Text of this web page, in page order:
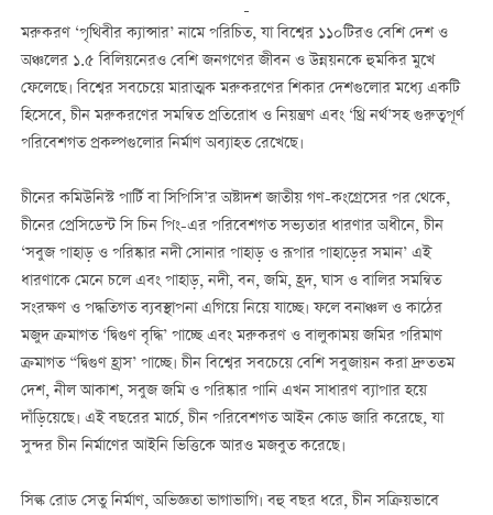
মরুকরণ ‘পৃথিবীর ক্যান্সার’ নামে পরিচিত, যা বিশ্বের ১১০টিরও বেশি দেশ ও
অঞ্চলের ১.৫ বিলিয়নেরও বেশি জনগণের জীবন ও উন্নয়নকে হুমকির মুখে
ফেলেছে। বিশ্বের সবচেয়ে মারাত্মক মরুকরণের শিকার দেশগুলোর মধ্যে একটি
হিসেবে, চীন মরুকরণের সমন্বিত প্রতিরোধ ও নিয়ন্ত্রণ এবং ‘থ্রি নর্থ’সহ গুরুত্বপূর্ণ
পরিবেশগত প্রকল্পগুলোর নির্মাণ অব্যাহত রেখেছে।
চীনের কমিউনিস্ট পার্টি বা সিপিসি’র অষ্টাদশ জাতীয় গণ-কংগ্রেসের পর থেকে,
চীনের প্রেসিডেন্ট সি চিন পিং-এর পরিবেশগত সভ্যতার ধারণার অধীনে, চীন
‘সবুজ পাহাড় ও পরিষ্কার নদী সোনার পাহাড় ও রূপার পাহাড়ের সমান’ এই
ধারণাকে মেনে চলে এবং পাহাড়, নদী, বন, জমি, হ্রদ, ঘাস ও বালির সমন্বিত
সংরক্ষণ ও পদ্ধতিগত ব্যবস্থাপনা এগিয়ে নিয়ে যাচ্ছে। ফলে বনাঞ্চল ও কাঠের
মজুদ ক্রমাগত ‘দ্বিগুণ বৃদ্ধি’ পাচ্ছে এবং মরুকরণ ও বালুকাময় জমির পরিমাণ
ক্রমাগত “দ্বিগুণ হ্রাস’ পাচ্ছে। চীন বিশ্বের সবচেয়ে বেশি সবুজায়ন করা দ্রুততম
দেশ, নীল আকাশ, সবুজ জমি ও পরিষ্কার পানি এখন সাধারণ ব্যাপার হয়ে
দাঁড়িয়েছে। এই বছরের মার্চে, চীন পরিবেশগত আইন কোড জারি করেছে, যা
সুন্দর চীন নির্মাণের আইনি ভিত্তিকে আরও মজবুত করেছে।
সিল্ক রোড সেতু নির্মাণ, অভিজ্ঞতা ভাগাভাগি। বহু বছর ধরে, চীন সক্রিয়ভাবে